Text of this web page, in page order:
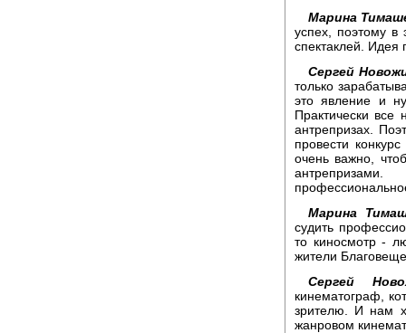
Марина
успех, поэтому в
спектаклей.
Сергей
только
это явление и
Практически все
антрепризах.
провести
очень важно,
Марина
судить
то киносмотр -
жители
Сергей
кинематограф,
зрителю. И нам
жанровом